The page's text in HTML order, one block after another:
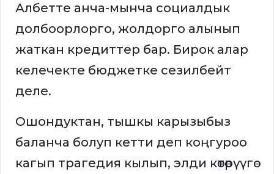
Албетте анча-мынча социалдык
долбоорлорго, жолдорго алынып
жаткан кредиттер бар. Бирок алар
келечекте бюджетке сезилбейт
деле.
Ошондуктан, тышкы карызыбыз
баланча болуп кетти деп коңгуроо
кагып трагедия кылып, элди көтөрүүгө